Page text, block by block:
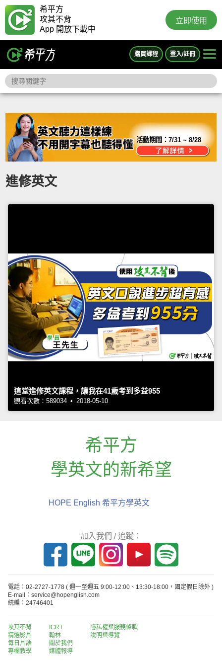
希平方
攻其不背
App 開放下載中
立即使用
購買課程 登入/註冊
活動期間：7/31 ~ 8/28
進修英文
這堂進修英文課程，讓我在41歲考到多益955
觀看次數：589034 • 2018-05-10
希平方
學英文的新希望
HOPE English 希平方學英文
加入我們 / 追蹤：
電話：02-2727-1778 ( 週一至週五 9:00-12:00、13:30-18:00，國定假日除外 )
E-mail：service@hopenglish.com
統編：24746401
攻其不背
精選影片
每日片語
專欄教學
ICRT
翰林
關於我們
媒體報導
隱私權與服務條款
說明與導覽